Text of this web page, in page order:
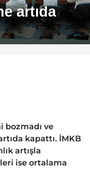
artıda
bozmadı ve
kapattı. İMKB
artışla
ise ortalama